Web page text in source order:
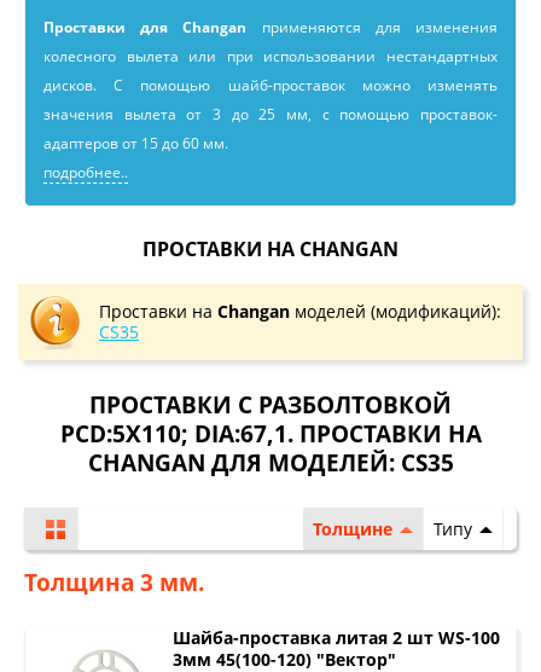
Проставки для Changan применяютcя для изменения
колесного вылета или при использовании нестандартных
дисков. С помощью шайб-проставок можно изменять
значения вылета от 3 до 25 мм, с помощью проставок-
адаптеров от 15 до 60 мм.
подробнее..
ПРОСТАВКИ НА CHANGAN
Проставки на Changan моделей (модификаций):
CS35
ПРОСТАВКИ С РАЗБОЛТОВКОЙ
PCD:5X110; DIA:67,1. ПРОСТАВКИ НА
CHANGAN ДЛЯ МОДЕЛЕЙ: CS35
Толщине Типу
Толщина 3 мм.
Шайба-проставка литая 2 шт WS-100
3мм 45(100-120) "Вектор"